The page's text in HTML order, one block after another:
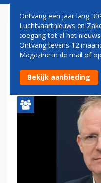
FOKKER-
CEO VAN
GKN
Ontvang een jaar lang
Luchtvaartnieuws en
toegang tot al het
Ontvang tevens 12
Magazine in de mail of
Bekijk aanbieding